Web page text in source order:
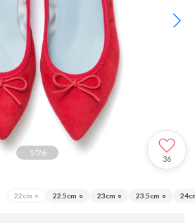
1/26
36
22cm × 22.5cm ○ 23cm ○ 23.5cm ○